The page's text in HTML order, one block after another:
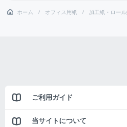
ホーム オフィス用紙 加工紙・ロー
ご利用ガイド
当サイトについて